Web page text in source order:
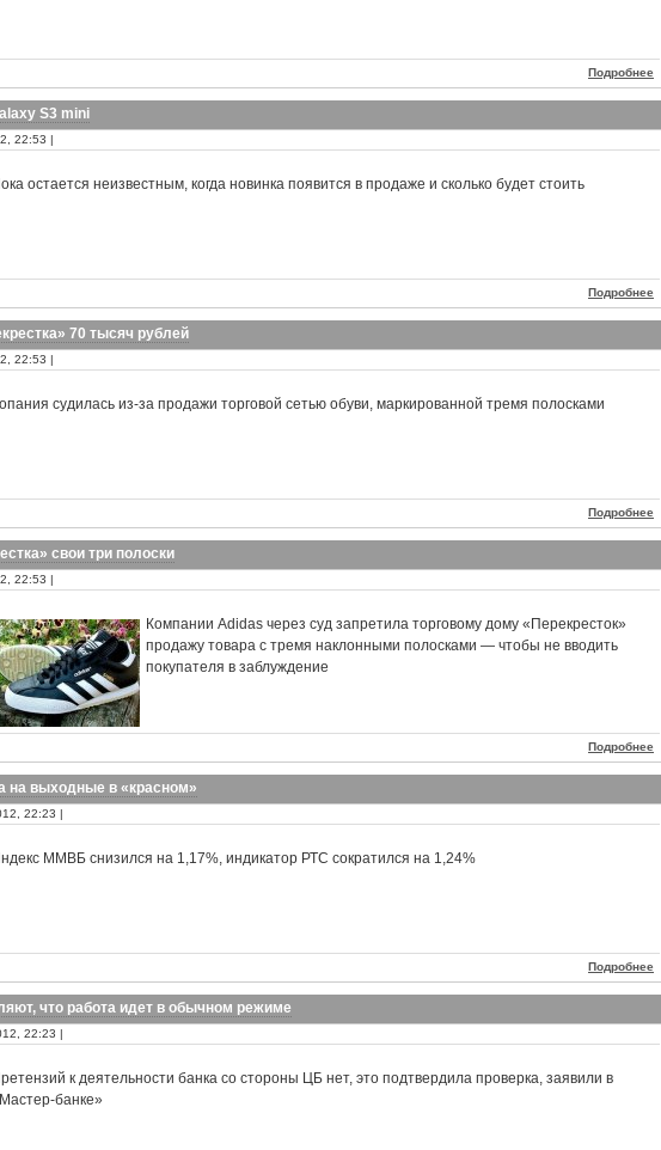
Подробнее
S3 mini
22:53 |
остается неизвестным, когда новинка появится в продаже и сколько будет стоить
Подробнее
70 тысяч рублей
22:53 |
судилась из-за продажи торговой сетью обуви, маркированной тремя полосками
Подробнее
свои три полоски
22:53 |
Компании Adidas через суд запретила торговому дому «Перекресток»
продажу товара с тремя наклонными полосками — чтобы не вводить
покупателя в заблуждение
Подробнее
на выходные в «красном»
22:23 |
ММВБ снизился на 1,17%, индикатор РТС сократился на 1,24%
Подробнее
что работа идет в обычном режиме
22:23 |
к деятельности банка со стороны ЦБ нет, это подтвердила проверка, заявили в
банке»